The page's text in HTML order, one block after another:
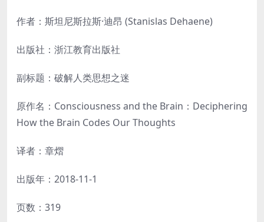
作者：斯坦尼斯拉斯·迪昂 (Stanislas Dehaene)
出版社：浙江教育出版社
副标题：破解人类思想之迷
原作名：Consciousness and the Brain：Deciphering
How the Brain Codes Our Thoughts
译者：章熠
出版年：2018-11-1
页数：319